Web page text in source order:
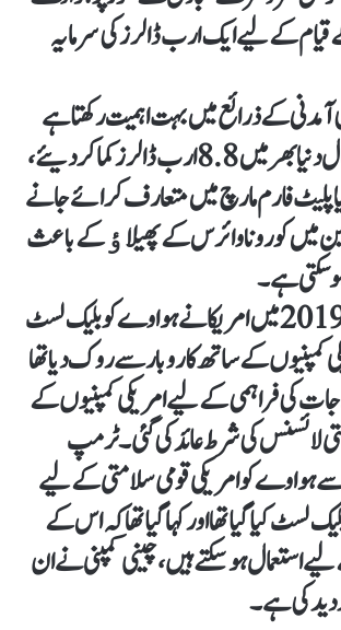
کے لیے ایک ارب ڈالرز کی سرمایہ
کے ذرائع میں بہت اہمیت رکھتا ہے
جس نے گزشتہ سال دنیا بھر میں 8.8 ارب ڈالرز کما کر دیئے ،
پلیٹ فارم مارچ میں متعارف کرائے جانے
میں کورونا وائرس کے پھیلاﺅ کے باعث
ہے۔
خیال رہے کہ مئی 2019 میں امریکا نے ہواوے کو بلیک لسٹ
کے ساتھ کاروبار سے روک دیا تھا
کی فراہمی کے لیے امریکی کمپنیوں کے
لائسنس کی شرط عائد کی گئی۔ٹرمپ
ہواوے کو امریکی قومی سلامتی کے لیے
لسٹ کیا گیا تھا اور کہا گیا تھا کہ اس کے
استعمال ہوسکتے ہیں، چینی کمپنی نے ان
کی ہے۔